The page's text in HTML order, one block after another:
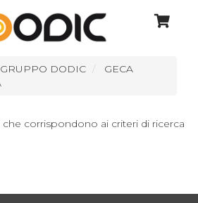
DODIC
GECA
corrispondono ai criteri di ricerca